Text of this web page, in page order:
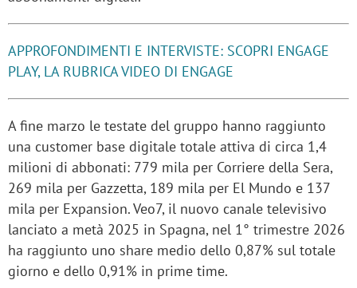
APPROFONDIMENTI E INTERVISTE: SCOPRI ENGAGE
PLAY, LA RUBRICA VIDEO DI ENGAGE
A fine marzo le testate del gruppo hanno raggiunto
una customer base digitale totale attiva di circa 1,4
milioni di abbonati: 779 mila per Corriere della Sera,
269 mila per Gazzetta, 189 mila per El Mundo e 137
mila per Expansion. Veo7, il nuovo canale televisivo
lanciato a metà 2025 in Spagna, nel 1° trimestre 2026
ha raggiunto uno share medio dello 0,87% sul totale
giorno e dello 0,91% in prime time.